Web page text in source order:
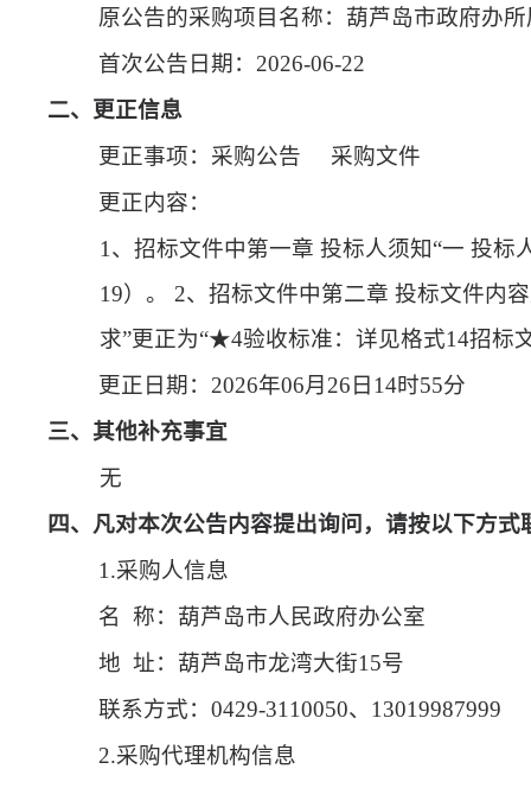
原公告的采购项目名称：葫芦岛市政府办
首次公告日期： 2026-06-22
二、更正信息
更正事项：采购公告 采购文件
更正内容：
1、招标文件中第一章 投标人须知“一 投标
19）。 2、招标文件中第二章 投标文件内
求”更正为“★4验收标准：详见格式14招标
更正日期： 2026年06月26日14时55分
三、其他补充事宜
无
四、凡对本次公告内容提出询问，请按以下方式
1.采购人信息
名
称：葫芦岛市人民政府办公室
地 址：葫芦岛市龙湾大街15号
联系方式： 0429-3110050、13019987999
2.采购代理机构信息